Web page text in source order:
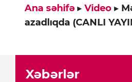
Ana səhifə ▸ Video ▸
azadlıqda (CANLI
Xəbərlər